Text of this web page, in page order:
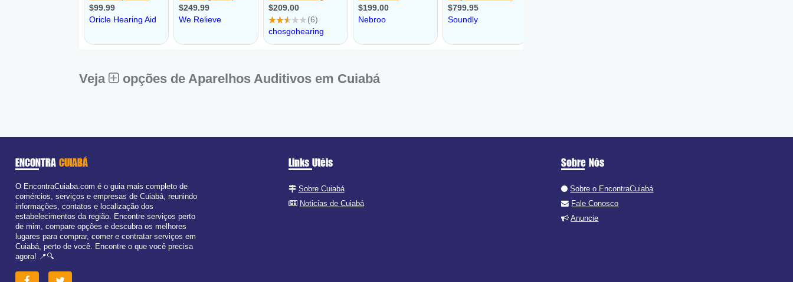
Veja opções de Aparelhos Auditivos em Cuiabá
ENCONTRA CUIABÁ
O EncontraCuiaba.com é o guia mais completo de
comércios, serviços e empresas de Cuiabá, reunindo
informações, contatos e localização dos
estabelecimentos da região. Encontre serviços perto
de mim, compare opções e descubra os melhores
lugares para comprar, comer e contratar serviços em
Cuiabá, perto de você. Encontre o que você precisa
agora! 📍🔍
Links Utéis
Sobre Cuiabá
Noticias de Cuiabá
Sobre Nós
Sobre o EncontraCuiabá
Fale Conosco
Anuncie